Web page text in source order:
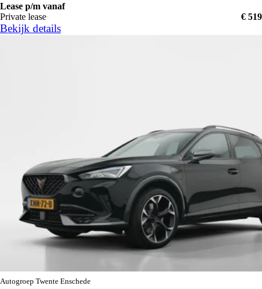
Lease p/m vanaf
Private lease
€ 519
Bekijk details
Autogroep Twente Enschede